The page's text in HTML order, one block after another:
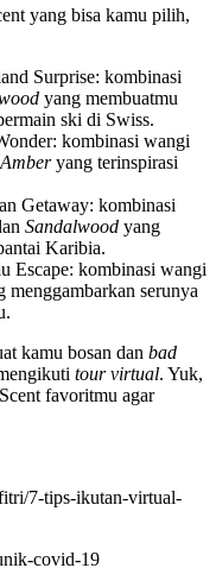
yang bisa kamu pilih,
Surprise: kombinasi
yang membuatmu
ski di Swiss.
kombinasi wangi
Amberyang terinspirasi
Getaway: kombinasi
Sandalwood yang
Karibia.
Escape: kombinasi wangi
menggambarkan serunya
kamu bosan dan bad
tour virtual. Yuk,
favoritmu agar
7-tips-ikutan-virtual-
covid-19